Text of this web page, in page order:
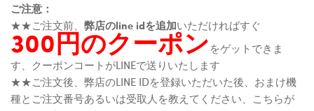
ご注意：
★★ご注文前、 弊店のline idを追加いただければすぐ
300円のクーポンをゲットできま
す、クーポンコートがLINEで送りいたします
★★ご注文後、弊店のLINE IDを登録いただいた後、おまけ機
種とご注文番号あるいは受取人を教えてください、こちらが